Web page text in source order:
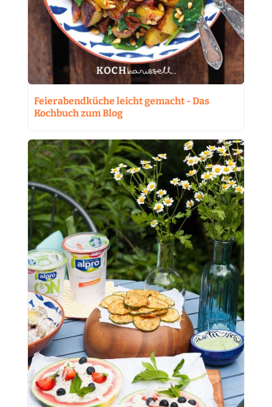
Feierabendküche leicht gemacht - Das
Kochbuch zum Blog